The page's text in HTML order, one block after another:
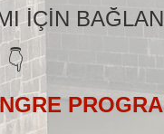
İÇİN
👇